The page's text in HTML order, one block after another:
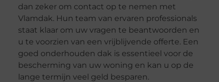
dan zeker om contact op te nemen met
Vlamdak. Hun team van ervaren professionals
staat klaar om uw vragen te beantwoorden en
u te voorzien van een vrijblijvende offerte. Een
goed onderhouden dak is essentieel voor de
bescherming van uw woning en kan u op de
lange termijn veel geld besparen.